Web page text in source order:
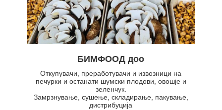
БИМФООД доо
Oткупувачи, преработувачи и извозници на
печурки и останати шумски плодови, овошје и
зеленчук.
Замрзнување, сушење, складирање, пакување,
дистрибуција